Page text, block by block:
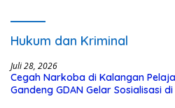
Hukum dan Kriminal
Juli 28, 2026
Cegah Narkoba di Kalangan
Gandeng GDAN Gelar Sosialisasi